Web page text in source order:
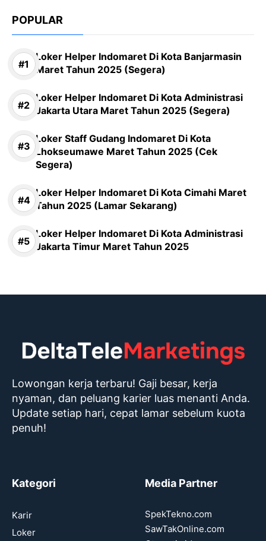
POPULAR
Loker Helper Indomaret Di Kota Banjarmasin
Maret Tahun 2025 (Segera)
Loker Helper Indomaret Di Kota Administrasi
Jakarta Utara Maret Tahun 2025 (Segera)
Loker Staff Gudang Indomaret Di Kota
Lhokseumawe Maret Tahun 2025 (Cek
Segera)
Loker Helper Indomaret Di Kota Cimahi Maret
Tahun 2025 (Lamar Sekarang)
Loker Helper Indomaret Di Kota Administrasi
Jakarta Timur Maret Tahun 2025
Lowongan kerja terbaru! Gaji besar, kerja
nyaman, dan peluang karier luas menanti Anda.
Update setiap hari, cepat lamar sebelum kuota
penuh!
Kategori
Karir
Loker
Media Partner
SpekTekno.com
SawTakOnline.com